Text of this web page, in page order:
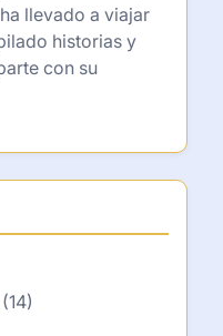
llevado a viajar
historias y
con su
(14)